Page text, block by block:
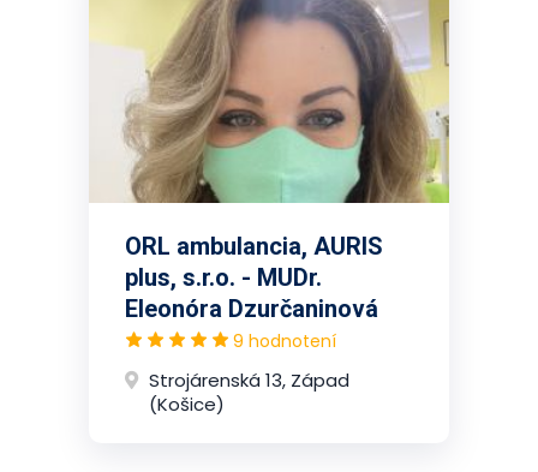
ORL ambulancia, AURIS
plus, s.r.o. - MUDr.
Eleonóra Dzurčaninová
9 hodnotení
Strojárenská 13, Západ
(Košice)